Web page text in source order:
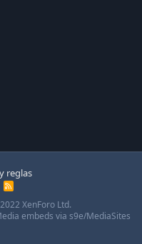
reglas
R
S XenForo Ltd.
embeds via s9e/MediaSites